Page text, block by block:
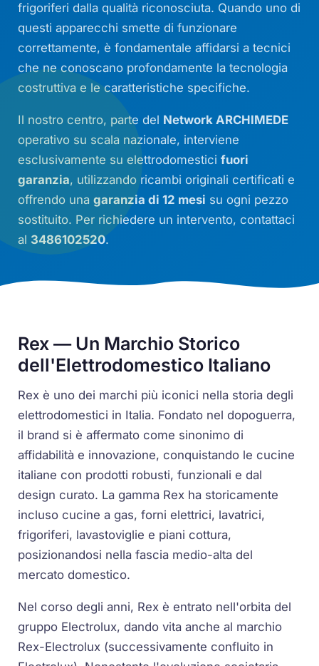
frigoriferi dalla qualità riconosciuta. Quando uno di
questi apparecchi smette di funzionare
correttamente, è fondamentale affidarsi a tecnici
che ne conoscano profondamente la tecnologia
costruttiva e le caratteristiche specifiche.
Il nostro centro, parte del Network ARCHIMEDE
operativo su scala nazionale, interviene
esclusivamente su elettrodomesticifuori
garanzia, utilizzando ricambi originali certificati e
offrendo unagaranzia di 12 mesi su ogni pezzo
sostituito. Per richiedere un intervento, contattaci
al 3486102520.
Rex — Un Marchio Storico
dell'Elettrodomestico Italiano
Rex è uno dei marchi più iconici nella storia degli
elettrodomestici in Italia. Fondato nel dopoguerra,
il brand si è affermato come sinonimo di
affidabilità e innovazione, conquistando le cucine
italiane con prodotti robusti, funzionali e dal
design curato. La gamma Rex ha storicamente
incluso cucine a gas, forni elettrici, lavatrici,
frigoriferi, lavastoviglie e piani cottura,
posizionandosi nella fascia medio-alta del
mercato domestico.
Nel corso degli anni, Rex è entrato nell'orbita del
gruppo Electrolux, dando vita anche al marchio
Rex-Electrolux (successivamente confluito in